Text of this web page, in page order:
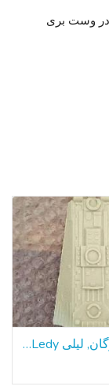
در وست بری
جنگ ستارگان, لیلی Ledy هزاره فالکون سطح شیب دار قسمت 1979